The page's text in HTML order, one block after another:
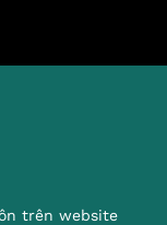
trên website